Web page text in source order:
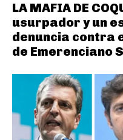
LA MAFIA DE
usurpador y un
denuncia contra
de Emerenciano